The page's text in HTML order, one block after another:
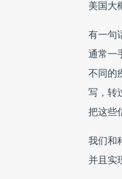
美国大
有一句
通常一
不同的
写，转
把这些
我们和
并且实